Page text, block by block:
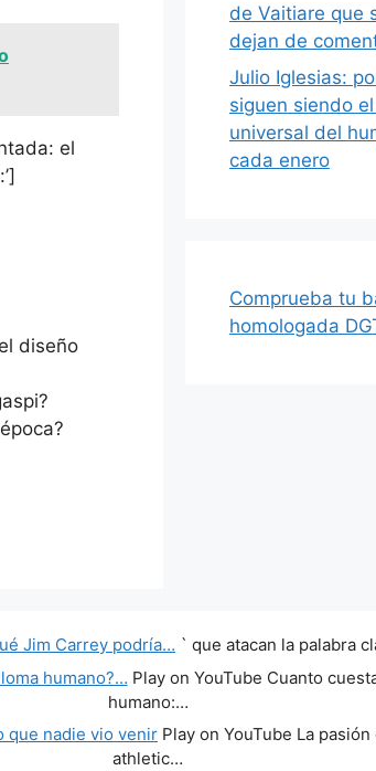
el
diseño
de Vaitiare que
dejan de
Julio Iglesias:
siguen siendo
universal del
cada enero
Comprueba tu
homologada
Jim Carrey podría… ` que atacan la palabra
humano?… Play on YouTube Cuanto
humano:…
que nadie vio venir Play on YouTube La
athletic…